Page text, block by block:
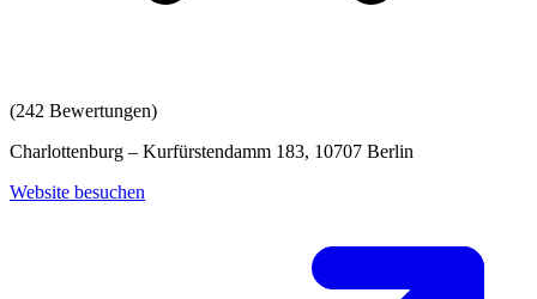
(242 Bewertungen)
Charlottenburg – Kurfürstendamm 183, 10707 Berlin
Website besuchen